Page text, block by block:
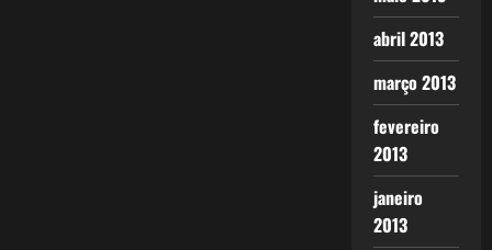
abril 2013
março 2013
fevereiro
2013
janeiro
2013